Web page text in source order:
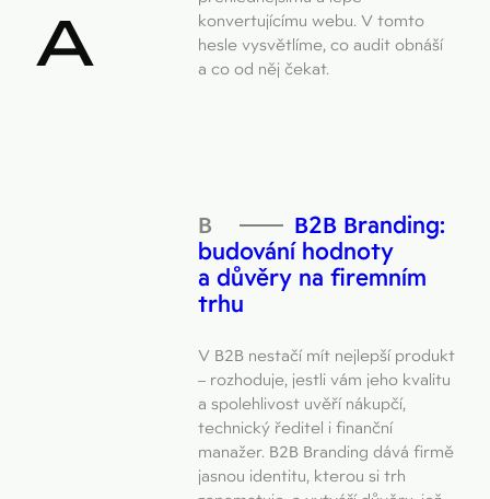
A
konvertujícímu webu. V tomto
hesle vysvětlíme, co audit obnáší
a co od něj čekat.
B2B Branding:
budování hodnoty
a důvěry na firemním
trhu
V B2B nestačí mít nejlepší produkt
– rozhoduje, jestli vám jeho kvalitu
a spolehlivost uvěří nákupčí,
technický ředitel i finanční
manažer. B2B Branding dává firmě
jasnou identitu, kterou si trh